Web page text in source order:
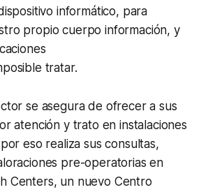
informático, para
propio cuerpo información, y
tratar.
se asegura de ofrecer a sus
atención y trato en instalaciones
eso realiza sus consultas,
pre-operatorias en
Centers, un nuevo Centro